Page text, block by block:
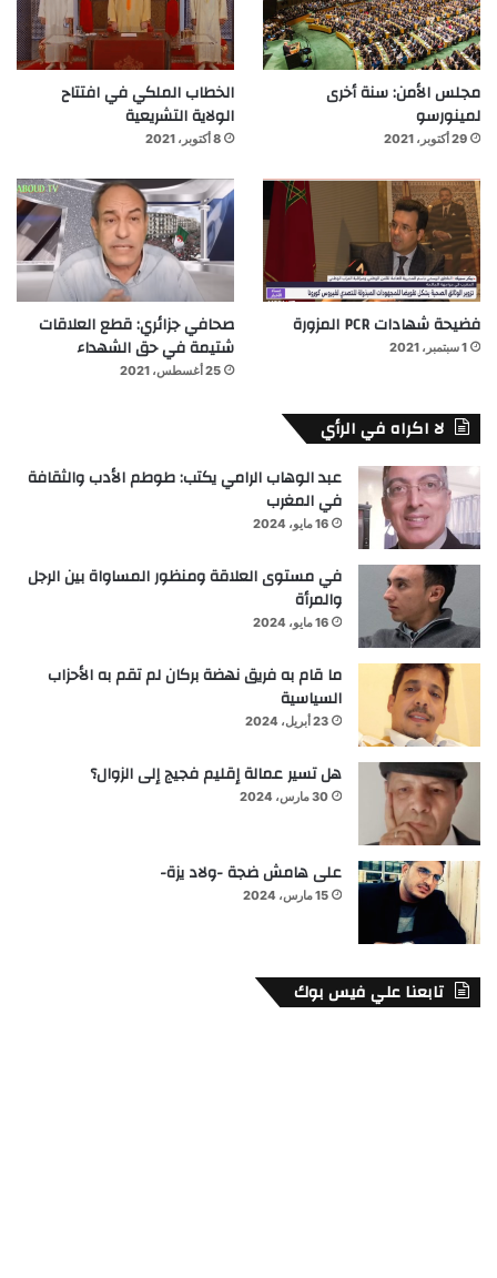
مجلس الأمن: سنة أخرى
لمينورسو
29 أكتوبر، 2021
الخطاب الملكي في افتتاح
الولاية التشريعية
8 أكتوبر، 2021
فضيحة شهادات PCR المزورة
1 سبتمبر، 2021
صحافي جزائري: قطع العلاقات
شتيمة في حق الشهداء
25 أغسطس، 2021
لا اكراه في الرأي
عبد الوهاب الرامي يكتب: طوطم الأدب والثقافة
في المغرب
16 مايو، 2024
في مستوى العلاقة ومنظور المساواة بين الرجل
والمرأة
16 مايو، 2024
ما قام به فريق نهضة بركان لم تقم به الأحزاب
السياسية
23 أبريل، 2024
هل تسير عمالة إقليم فجيج إلى الزوال؟
30 مارس، 2024
على هامش ضجة -ولاد يزة-
15 مارس، 2024
تابعنا علي فيس بوك